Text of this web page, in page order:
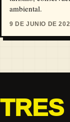
ambiental.
9 DE JUNIO DE
TRES